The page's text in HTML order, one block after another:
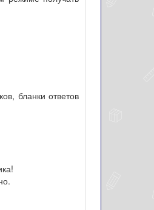
бланки ответов